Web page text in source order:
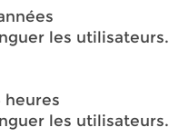
les utilisateurs.
heures
les utilisateurs.